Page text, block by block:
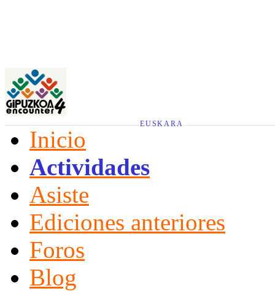
EUSKARA
Inicio
Actividades
Asiste
Ediciones anteriores
Foros
Blog